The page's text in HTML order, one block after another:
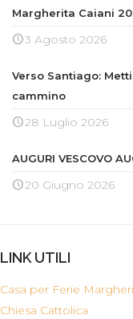
Margherita Caiani
3 Agosto 2026
Verso Santiago:
cammino
28 Luglio 2026
AUGURI VESCOVO
20 Giugno 2026
LINK UTILI
Casa per Ferie
Chiesa Cattolica